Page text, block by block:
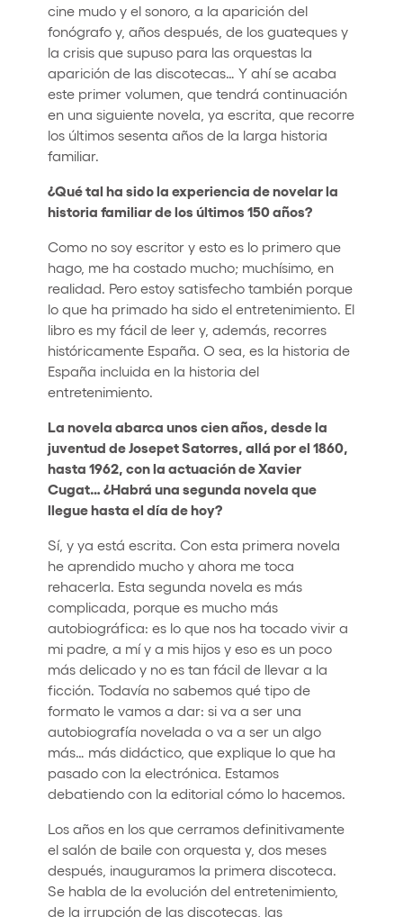
cine mudo y el sonoro, a la aparición del
fonógrafo y, años después, de los guateques y
la crisis que supuso para las orquestas la
aparición de las discotecas… Y ahí se acaba
este primer volumen, que tendrá continuación
en una siguiente novela, ya escrita, que recorre
los últimos sesenta años de la larga historia
familiar.
¿Qué tal ha sido la experiencia de novelar la
historia familiar de los últimos 150 años?
Como no soy escritor y esto es lo primero que
hago, me ha costado mucho; muchísimo, en
realidad. Pero estoy satisfecho también porque
lo que ha primado ha sido el entretenimiento. El
libro es my fácil de leer y, además, recorres
históricamente España. O sea, es la historia de
España incluida en la historia del
entretenimiento.
La novela abarca unos cien años, desde la
juventud de Josepet Satorres, allá por el 1860,
hasta 1962, con la actuación de Xavier
Cugat… ¿Habrá una segunda novela que
llegue hasta el día de hoy?
Sí, y ya está escrita. Con esta primera novela
he aprendido mucho y ahora me toca
rehacerla. Esta segunda novela es más
complicada, porque es mucho más
autobiográfica: es lo que nos ha tocado vivir a
mi padre, a mí y a mis hijos y eso es un poco
más delicado y no es tan fácil de llevar a la
ficción. Todavía no sabemos qué tipo de
formato le vamos a dar: si va a ser una
autobiografía novelada o va a ser un algo
más… más didáctico, que explique lo que ha
pasado con la electrónica. Estamos
debatiendo con la editorial cómo lo hacemos.
Los años en los que cerramos definitivamente
el salón de baile con orquesta y, dos meses
después, inauguramos la primera discoteca.
Se habla de la evolución del entretenimiento,
de la irrupción de las discotecas, las